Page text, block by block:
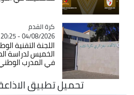
Catégorie
كرة القدم
04/08/2026 - 20:25
اللجنة التقنية
الخميس لدراسة
في المدرب الوطني
تحميل تطبيق الاذاعة